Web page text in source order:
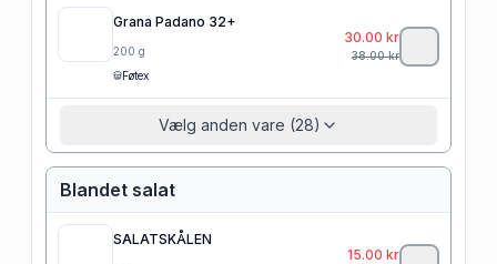
Grana Padano 32+
200 g
Føtex
30.00 kr
38.00kr
Vælg anden vare (28)
Blandet salat
SALATSKÅLEN
15.00 kr